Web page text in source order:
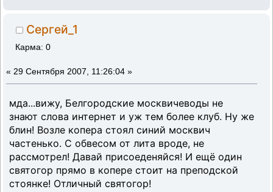
Сергей_1
Карма: 0
« 29 Сентября 2007, 11:26:04 »
мда...вижу, Белгородские москвичеводы не
знают слова интернет и уж тем более клуб. Ну же
блин! Возле копера стоял синий москвич
частенько. С обвесом от лита вроде, не
рассмотрел! Давай присоеденяйся! И ещё один
святогор прямо в копере стоит на преподской
стоянке! Отличный святогор!